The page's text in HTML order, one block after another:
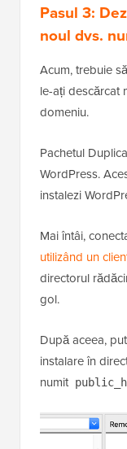
Pasul 3:
noul dvs.
Acum, trebuie
le-ați descărcat
domeniu.
Pachetul
WordPress.
instalezi
Mai întâi,
utilizând un
directorul
gol.
După aceea,
instalare în
numit